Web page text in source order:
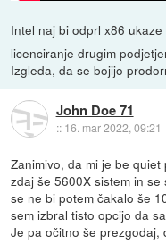
Intel naj bi odprl x86
licenciranje drugim
Izgleda, da se bojijo
John Doe 71
:: 16. mar 2022, 09:21
Zanimivo, da mi je be
zdaj še 5600X sistem in
se ne bi potem čakalo še
sem izbral tisto opcijo da
Je pa očitno še